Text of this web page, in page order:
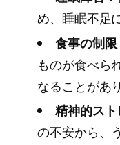
め、睡眠不足
食事の制限
ものが食べら
なることがあ
精神的ス
の不安から、